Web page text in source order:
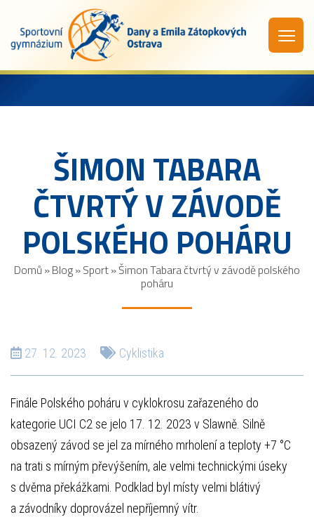
ŠIMON TABARA
ČTVRTÝ V ZÁVODĚ
POLSKÉHO POHÁRU
Domů »Blog»Sport»Šimon Tabara čtvrtý v závodě polského
poháru
27. 12. 2023 Cyklistika
Finále Polského poháru v cyklokrosu zařazeného do
kategorie UCI C2 se jelo 17. 12. 2023 v Slawně. Silně
obsazený závod se jel za mírného mrholení a teploty +7 °C
na trati s mírným převýšením, ale velmi technickými úseky
s dvěma překážkami. Podklad byl místy velmi blátivý
a závodníky doprovázel nepříjemný vítr.